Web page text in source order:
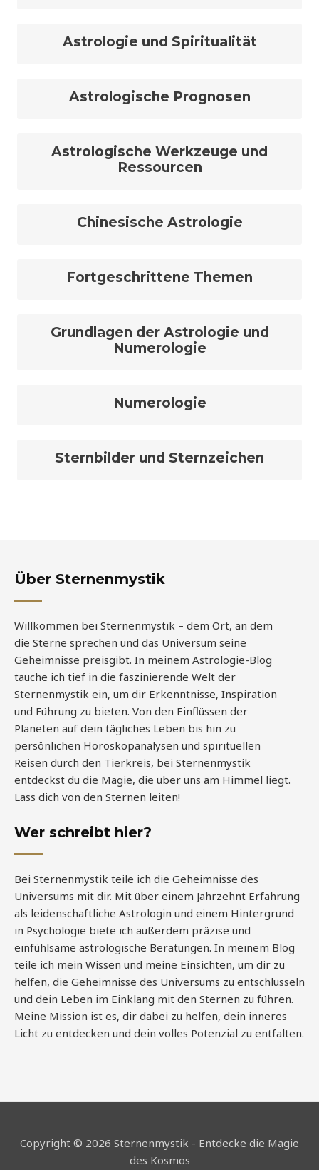
Astrologie und Spiritualität
Astrologische Prognosen
Astrologische Werkzeuge und
Ressourcen
Chinesische Astrologie
Fortgeschrittene Themen
Grundlagen der Astrologie und
Numerologie
Numerologie
Sternbilder und Sternzeichen
Über Sternenmystik
Willkommen bei Sternenmystik – dem Ort, an dem
die Sterne sprechen und das Universum seine
Geheimnisse preisgibt. In meinem Astrologie-Blog
tauche ich tief in die faszinierende Welt der
Sternenmystik ein, um dir Erkenntnisse, Inspiration
und Führung zu bieten. Von den Einflüssen der
Planeten auf dein tägliches Leben bis hin zu
persönlichen Horoskopanalysen und spirituellen
Reisen durch den Tierkreis, bei Sternenmystik
entdeckst du die Magie, die über uns am Himmel liegt.
Lass dich von den Sternen leiten!
Wer schreibt hier?
Bei Sternenmystik teile ich die Geheimnisse des
Universums mit dir. Mit über einem Jahrzehnt Erfahrung
als leidenschaftliche Astrologin und einem Hintergrund
in Psychologie biete ich außerdem präzise und
einfühlsame astrologische Beratungen. In meinem Blog
teile ich mein Wissen und meine Einsichten, um dir zu
helfen, die Geheimnisse des Universums zu entschlüsseln
und dein Leben im Einklang mit den Sternen zu führen.
Meine Mission ist es, dir dabei zu helfen, dein inneres
Licht zu entdecken und dein volles Potenzial zu entfalten.
Copyright © 2026 Sternenmystik - Entdecke die Magie
des Kosmos